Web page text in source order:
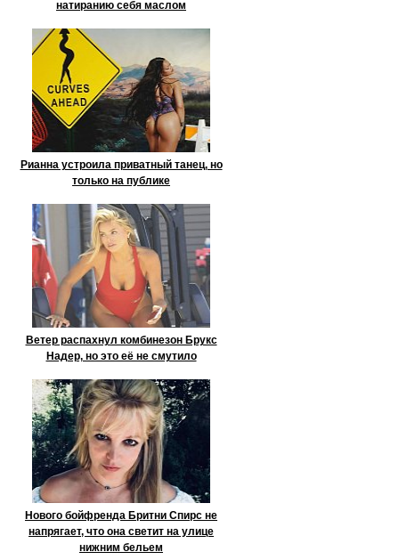
натиранию себя маслом
Рианна устроила приватный танец, но
только на публике
Ветер распахнул комбинезон Брукс
Надер, но это её не смутило
Нового бойфренда Бритни Спирс не
напрягает, что она светит на улице
нижним бельем